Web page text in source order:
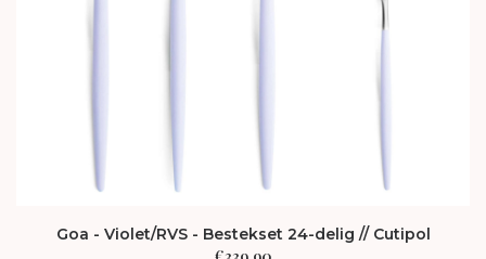
Goa - Violet/RVS - Bestekset 24-delig // Cutipol